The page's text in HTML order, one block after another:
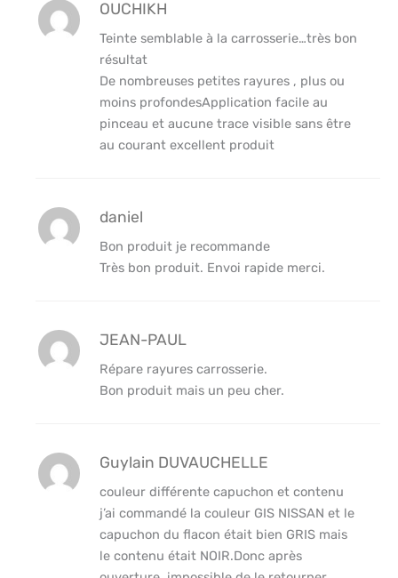
OUCHIKH
Teinte semblable à la carrosserie…très bon
résultat
De nombreuses petites rayures , plus ou
moins profondesApplication facile au
pinceau et aucune trace visible sans être
au courant excellent produit
daniel
Bon produit je recommande
Très bon produit. Envoi rapide merci.
JEAN-PAUL
Répare rayures carrosserie.
Bon produit mais un peu cher.
Guylain DUVAUCHELLE
couleur différente capuchon et contenu
j’ai commandé la couleur GIS NISSAN et le
capuchon du flacon était bien GRIS mais
le contenu était NOIR.Donc après